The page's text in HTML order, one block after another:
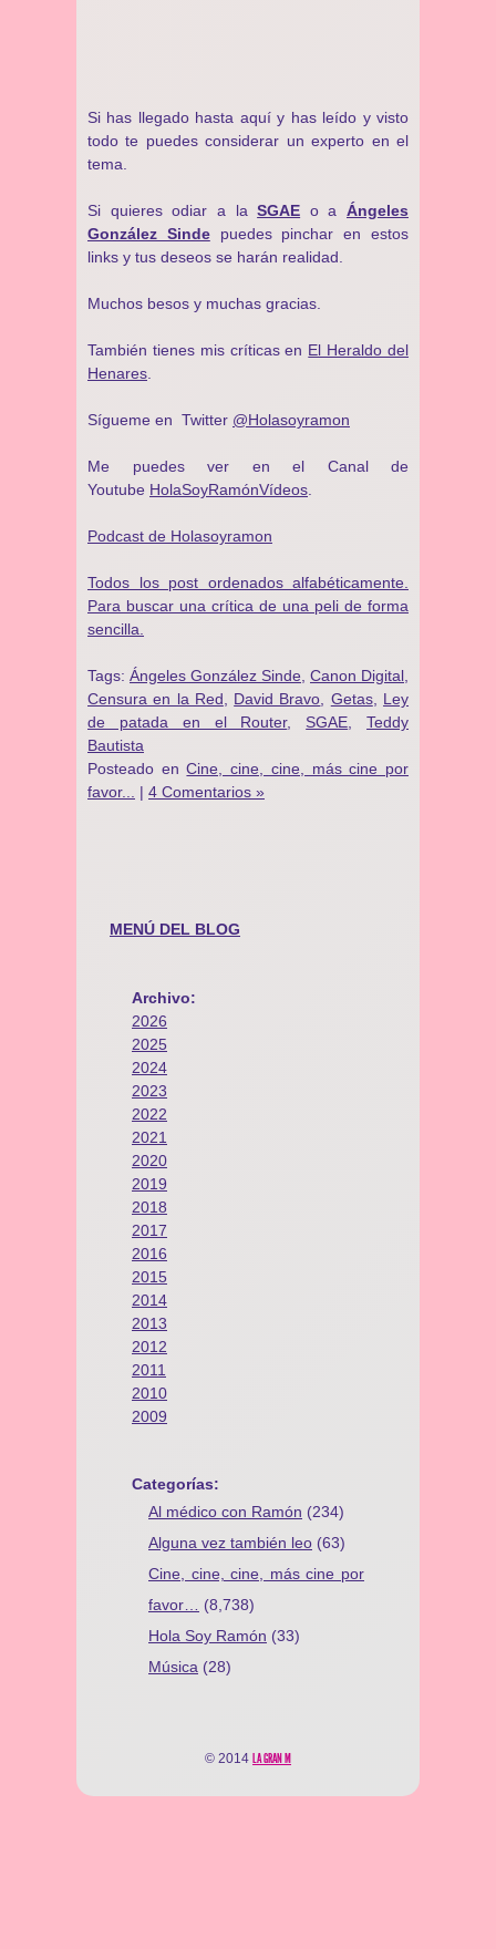
Si has llegado hasta aquí y has leído y visto
todo te puedes considerar un experto en el
tema.
Si quieres odiar a laSGAE o a Ángeles
González Sindepuedes pinchar en estos
links y tus deseos se harán realidad.
Muchos besos y muchas gracias.
También tienes mis críticas en El Heraldo del
Henares
Sígueme en Twitter @Holasoyramon
Me puedes ver en el Canal de
Youtube HolaSoyRamónVídeos
Podcast de Holasoyramon
Todos los post ordenados alfabéticamente.
Para buscar una crítica de una peli de forma
sencilla.
Tags: Ángeles González Sinde Canon Digital
Censura en la Red
David Bravo Getas, Ley
de patada en el Router, SGAE ,Teddy
Bautista
Posteado enCine, cine, cine, más cine por
favor...
| 4 Comentarios »
MENÚ DEL BLOG
Archivo:
2026
2025
2024
2023
2022
2021
2020
2019
2018
2017
2016
2015
2014
2013
2012
2011
2010
2009
Categorías:
Al médico con Ramón (234)
Alguna vez también leo (63)
Cine, cine, cine, más cine por
favor…
(8,738)
Hola Soy Ramón (33)
Música (28)
© 2014 LA GRAN M